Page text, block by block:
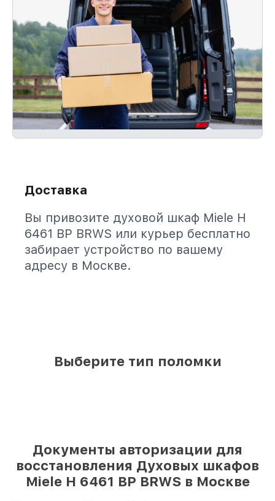
Доставка
Вы привозите духовой шкаф Miele H
6461 BP BRWS или курьер бесплатно
забирает устройство по вашему
адресу в Москве.
Выберите тип поломки
Документы авторизации для
восстановления Духовых шкафов
Miele H 6461 BP BRWS в Москве